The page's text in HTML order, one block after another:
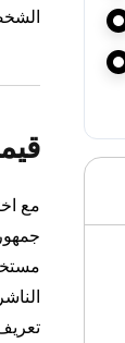
مع